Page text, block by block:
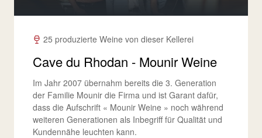
25 produzierte Weine von dieser Kellerei
Cave du Rhodan - Mounir Weine
Im Jahr 2007 übernahm bereits die 3. Generation
der Familie Mounir die Firma und ist Garant dafür,
dass die Aufschrift « Mounir Weine » noch während
weiteren Generationen als Inbegriff für Qualität und
Kundennähe leuchten kann.